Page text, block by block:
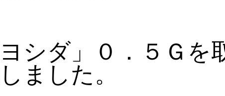
シダ」０．５Ｇを
ました。